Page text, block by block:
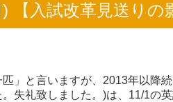
【入試改革見送りの
匹」と言いますが、2013年以降
失礼致しました。)は、11/1の